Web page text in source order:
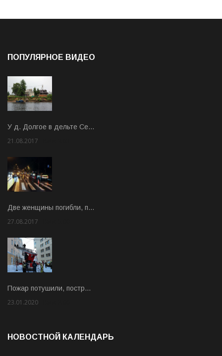
ПОПУЛЯРНОЕ ВИДЕО
У д. Долгое в дельте Се…
21.08.2017
Две женщины погибли, п…
27.08.2017
Пожар потушили, постр…
23.01.2020
НОВОСТНОЙ КАЛЕНДАРЬ